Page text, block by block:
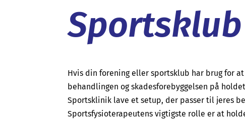
Sportsklub
Hvis din forening eller sportsklub har brug for
behandlingen og skadesforebyggelsen på
Sportsklinik lave et setup, der passer til jeres
Sportsfysioterapeutens vigtigste rolle er at